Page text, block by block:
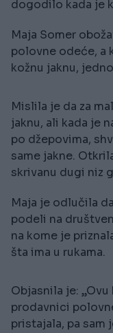
dogodilo kada je
Maja Somer
polovne odeće, a
kožnu jaknu,
Mislila je da za
jaknu, ali kada je
po džepovima,
same jakne.
skrivanu dugi niz
Maja je odlučila
podeli na
na kome je
šta ima u rukama.
Objasnila je: „Ovu
prodavnici
pristajala, pa sam